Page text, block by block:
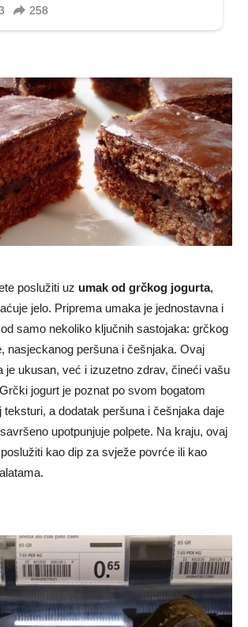
poslužiti uz umak od grčkog jogurta,
jelo. Priprema umaka je jednostavna i
samo nekoliko ključnih sastojaka: grčkog
nasjeckanog peršuna i češnjaka. Ovaj
je ukusan, već i izuzetno zdrav, čineći vašu
jogurt je poznat po svom bogatom
a dodatak peršuna i češnjaka daje
upotpunjuje polpete. Na kraju, ovaj
kao dip za svježe povrće ili kao